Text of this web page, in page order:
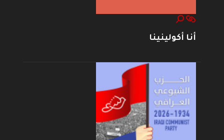
أنا أكولينينا